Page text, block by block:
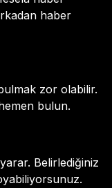
haber
zor olabilir.
bulun.
Belirlediğiniz